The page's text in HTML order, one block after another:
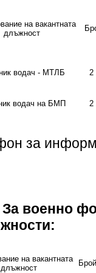
на вакантната
длъжност
водач - МТЛБ 2
водач на БМП 2
за
За военно
на вакантната
длъжност
Брой